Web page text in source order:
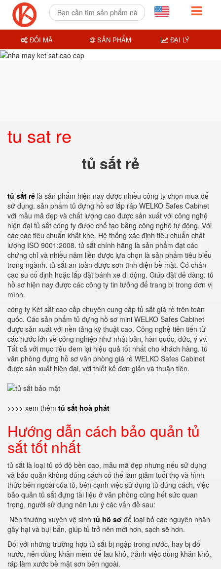
tu sat re
tủ sắt rẻ
tủ sắt rẻ là sản phẩm hiện nay được nhiều công ty chọn mua để
sử dụng. sản phẩm tủ đựng hồ sơ lắp ráp WELKO Safes Cabinet
với mẫu mã đẹp và chất lượng cao được sản xuất với công nghệ
hiện đại tủ sắt công ty được chế tạo bằng công nghệ tự động. Với
các các tiêu chuẩn khắt khe. Hệ thống xác định tiêu chuẩn chất
lượng ISO 9001:2008. tủ sắt chính hãng là sản phẩm đạt các
chứng chỉ và nhiều năm liền được lựa chọn là sản phẩm tiêu biểu
trong ngành. tủ sắt an toàn được sơn tĩnh điện bề mặt. Có chân
cao su cố định hoặc lắp đặt bánh xe di động. Giúp đặt dễ dàng. tủ
hồ sơ hiện nay được các công ty tin tưởng để trang bị trong đơn vị
mình.
công ty Két sắt cao cấp chuyên cung cấp tủ sắt giá rẻ trên toàn
quốc. Các sản phẩm tủ đựng hồ sơ mini WELKO Safes Cabinet
được sản xuất với nền tảng kỹ thuật cao. Công nghệ tiên tiến từ
các nước lớn về công nghiệp như nhật bản, hàn quốc, đức, ý vv.
Tất cả với mục tiêu đem lại hiệu quả tốt nhất cho khách hàng. tủ
văn phòng đựng hồ sơ văn phòng giá rẻ WELKO Safes Cabinet
được sản xuất hiện đại, với thiết kế đơn giản và thuận tiên.
>>>> xem thêm tủ sắt hoà phát
Hướng dẫn cách bảo quản tủ
sắt tốt nhất
tủ sắt là loại tủ có độ bền cao, mẫu mã đẹp nhưng nếu sử dụng
và bảo quản không đúng cách có thể làm giảm tuổi thọ và hình
thức bên ngoài của tủ, bên cạnh việc sử dụng tủ đúng cách, việc
bảo quản tủ sắt đựng tài liệu ở văn phòng cũng hết sức quan
trọng, người sử dụng nên lưu ý các vấn đề sau:
Nên thường xuyên vệ sinh tủ hồ sơ để loại bỏ các nguyên nhân
gây hại và bụi bẩn, giúp tủ trở nên mới hơn, sạch sẽ hơn.
Đối với những trường hợp tủ sắt bị ngập trong nước, hay bị đổ
nước, nên dùng khăn mềm để lau khô, tránh việc dùng khăn khô,
ráp làm xước bề mặt sơn bên ngoài.
ĐỔI MÃ SẢN PHẨM ĐẠI LÝ